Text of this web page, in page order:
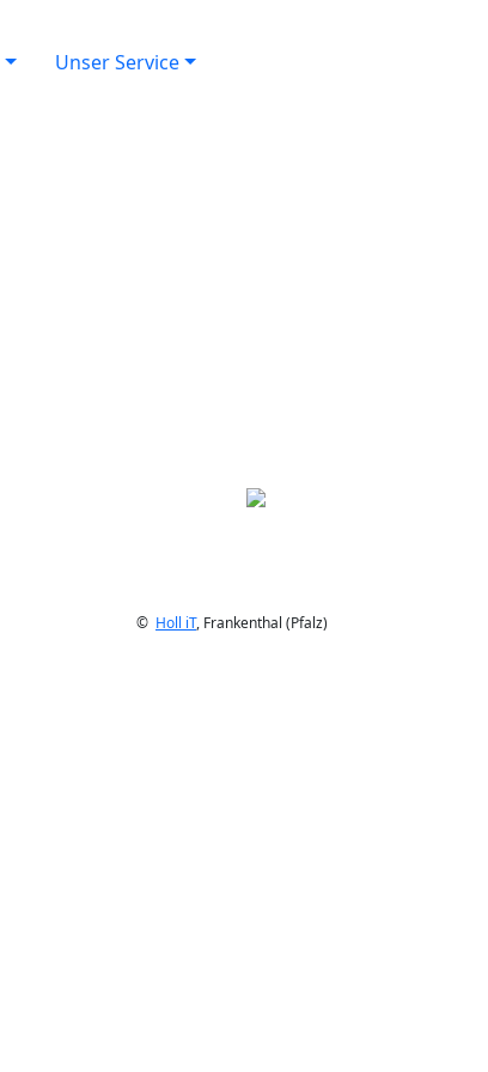
Unser Service
© Holl iT, Frankenthal (Pfalz)